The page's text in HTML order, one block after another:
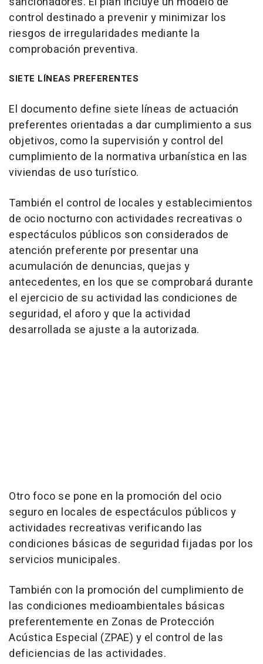
control destinado a prevenir y minimizar los
riesgos de irregularidades mediante la
comprobación preventiva.
SIETE LÍNEAS PREFERENTES
El documento define siete líneas de actuación
preferentes orientadas a dar cumplimiento a sus
objetivos, como la supervisión y control del
cumplimiento de la normativa urbanística en las
viviendas de uso turístico.
También el control de locales y establecimientos
de ocio nocturno con actividades recreativas o
espectáculos públicos son considerados de
atención preferente por presentar una
acumulación de denuncias, quejas y
antecedentes, en los que se comprobará durante
el ejercicio de su actividad las condiciones de
seguridad, el aforo y que la actividad
desarrollada se ajuste a la autorizada.
Otro foco se pone en la promoción del ocio
seguro en locales de espectáculos públicos y
actividades recreativas verificando las
condiciones básicas de seguridad fijadas por los
servicios municipales.
También con la promoción del cumplimiento de
las condiciones medioambientales básicas
preferentemente en Zonas de Protección
Acústica Especial (ZPAE) y el control de las
deficiencias de las actividades.